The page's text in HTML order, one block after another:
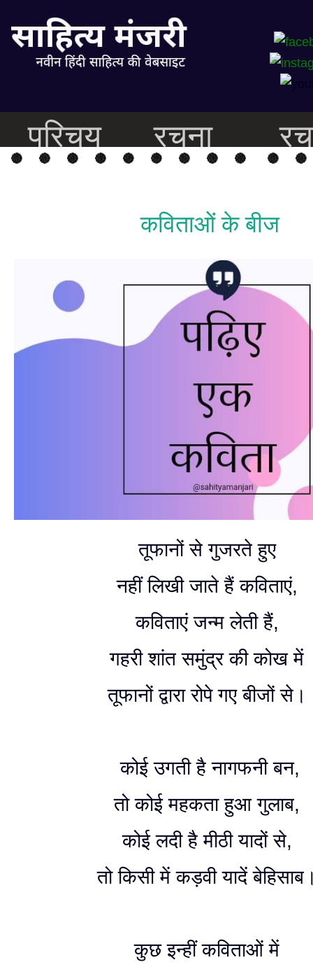
परिचय रचना
कविताओं के बीज
तूफानों से गुजरते हुए
नहीं लिखी जाते हैं कविताएं,
कविताएं जन्म लेती हैं,
गहरी शांत समुंद्र की कोख में
तूफानों द्वारा रोपे गए बीजों से।
कोई उगती है नागफनी बन,
तो कोई महकता हुआ गुलाब,
कोई लदी है मीठी यादों से,
तो किसी में कड़वी यादें
कुछ इन्हीं कविताओं में